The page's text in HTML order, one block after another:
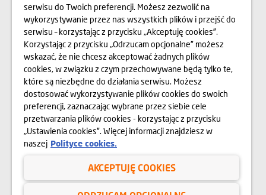
BIURO PRASOWE
O NAS
OPINIE
BLOG
Przedstawione na stronie internetowej www.domd.pl wizualizacje, animacje oraz
modele budynku mają charakter poglądowy. Wygląd budynku oraz
zagospodarowanie terenu mogą nieznacznie ulec zmianie na etapie realizacji.
Wszelkie prawa zastrzeżone. Prawa do używania, kopiowania i rozpowszechniania
podlegają w szczególności przepisom ustawy z dnia 4 lutego 1994 r. o Prawie
autorskim i prawach pokrewnych (Dz. U. 2006 Nr 90 poz. 631 z późn. zm.).
serwisu do Twoich preferencji. Możesz zezwolić na
wykorzystywanie przez nas wszystkich plików i przejść do
serwisu – korzystając z przycisku „Akceptuję cookies”.
Korzystając z przycisku „Odrzucam opcjonalne” możesz
wskazać, że nie chcesz akceptować żadnych plików
cookies, w związku z czym przechowywane będą tylko te,
które są niezbędne do działania serwisu. Możesz
dostosować wykorzystywanie plików cookies do swoich
preferencji, zaznaczając wybrane przez siebie cele
przetwarzania plików cookies - korzystając z przycisku
„Ustawienia cookies”. Więcej informacji znajdziesz w
naszej Polityce cookies.
AKCEPTUJĘ COOKIES